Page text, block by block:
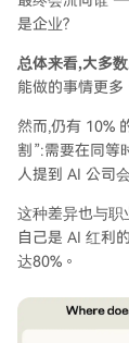
是企业?
总体来看,大多
能做的事情更多
然而,仍有 10%
割”:需要在同等
人提到 AI 公司
这种差异也与职
自己是 AI 红利
达80%。